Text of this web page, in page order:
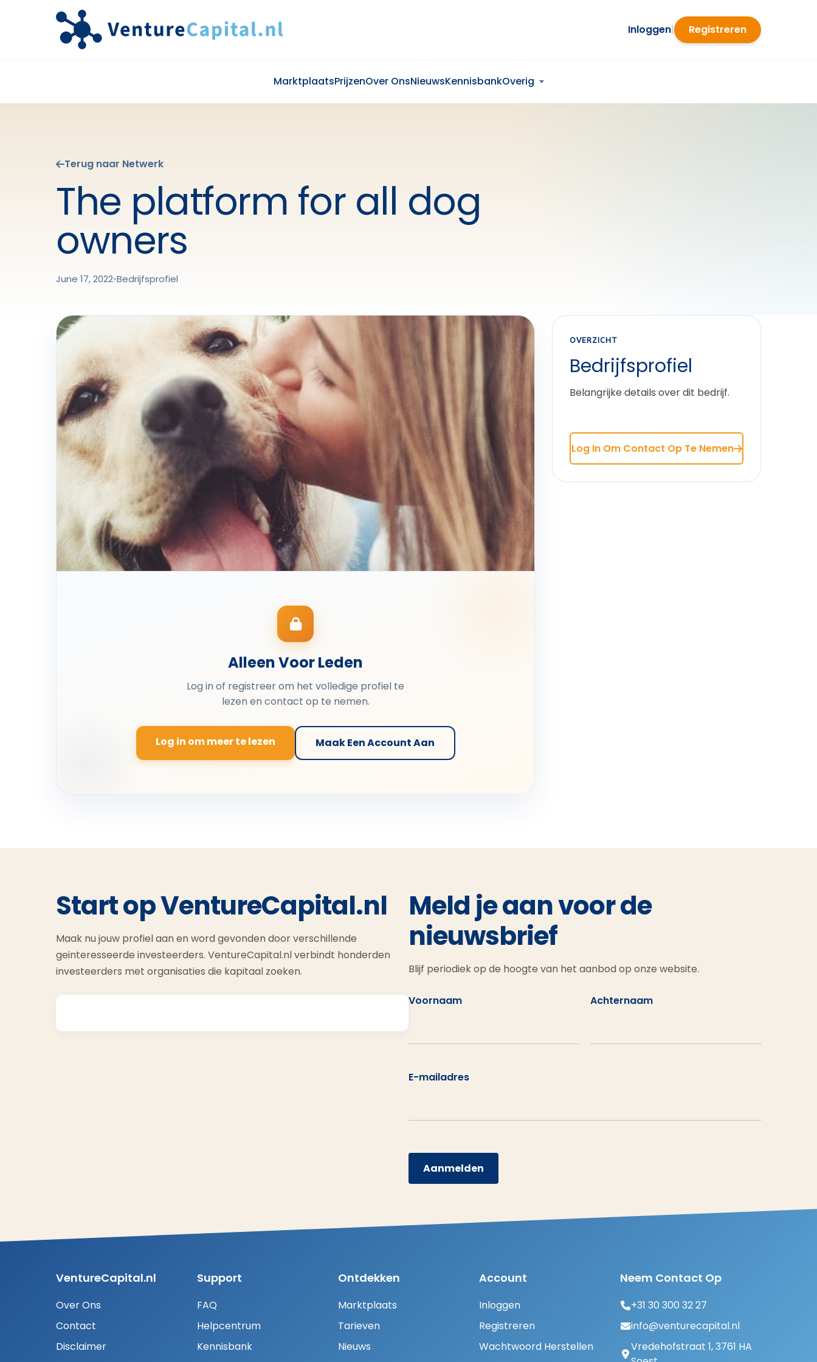
Inloggen| Registreren
MarktplaatsPrijzenOver OnsNieuwsKennisbankOverig
Terug naar Netwerk
The platform for all dog
owners
June 17, 2022•Bedrijfsprofiel
Alleen Voor Leden
Log in of registreer om het volledige profiel te
lezen en contact op te nemen.
Log in om meer te lezen Maak Een Account Aan
OVERZICHT
Bedrijfsprofiel
Belangrijke details over dit bedrijf.
Log In Om Contact Op Te Nemen
Start op VentureCapital.nl
Maak nu jouw profiel aan en word gevonden door verschillende
geinteresseerde investeerders. VentureCapital.nl verbindt honderden
investeerders met organisaties die kapitaal zoeken.
Meld je aan voor de
nieuwsbrief
Blijf periodiek op de hoogte van het aanbod op onze website.
Voornaam Achternaam
E-mailadres
Aanmelden
VentureCapital.nl
Over Ons
Contact
Disclaimer
Support
FAQ
Helpcentrum
Kennisbank
Ontdekken
Marktplaats
Tarieven
Nieuws
Account
Inloggen
Registreren
Wachtwoord Herstellen
Neem Contact Op
+31 30 300 32 27
info@venturecapital.nl
Vredehofstraat 1, 3761 HA